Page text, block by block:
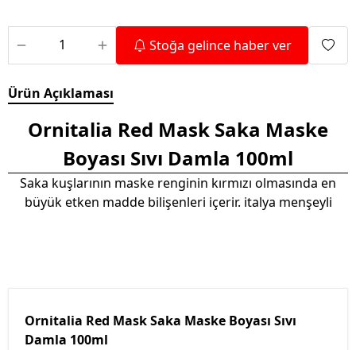
Stoğa gelince haber ver
Ürün Açıklaması
Ornitalia Red Mask Saka Maske
Boyası Sıvı Damla 100ml
Saka kuşlarının maske renginin kırmızı olmasında en
büyük etken madde bilişenleri içerir. italya menşeyli
Ornitalia Red Mask Saka Maske Boyası Sıvı
Damla 100ml